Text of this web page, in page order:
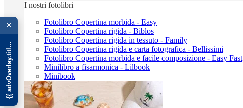
I nostri fotolibri
Fotolibro Copertina morbida - Easy
Fotolibro Copertina rigida - Biblos
Fotolibro Copertina rigida in tessuto - Family
Fotolibro Copertina rigida e carta fotografica - Bellissimi
Fotolibro Copertina morbida e facile composizione - Easy Fast
Minilibro a fisarmonica - Lilbook
Minibook
×
{{ advOverlay.title || 'Promo' }}